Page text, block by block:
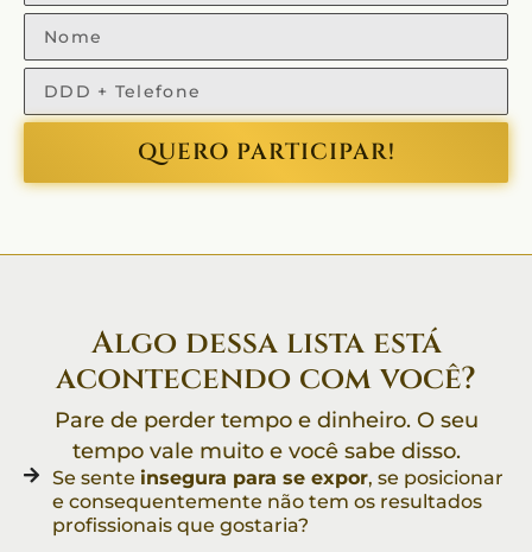
QUERO PARTICIPAR!
Algo dessa lista está
acontecendo com você?
Pare de perder tempo e dinheiro. O seu
tempo vale muito e você sabe disso.
Se sente insegura para se expor, se posicionar
e consequentemente não tem os resultados
profissionais que gostaria?